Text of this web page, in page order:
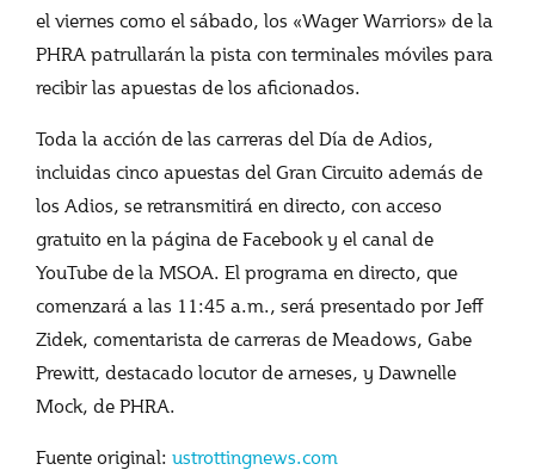
el viernes como el sábado, los «Wager Warriors» de la
PHRA patrullarán la pista con terminales móviles para
recibir las apuestas de los aficionados.
Toda la acción de las carreras del Día de Adios,
incluidas cinco apuestas del Gran Circuito además de
los Adios, se retransmitirá en directo, con acceso
gratuito en la página de Facebook y el canal de
YouTube de la MSOA. El programa en directo, que
comenzará a las 11:45 a.m., será presentado por Jeff
Zidek, comentarista de carreras de Meadows, Gabe
Prewitt, destacado locutor de arneses, y Dawnelle
Mock, de PHRA.
Fuente original: ustrottingnews.com